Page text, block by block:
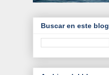
Buscar en este blog